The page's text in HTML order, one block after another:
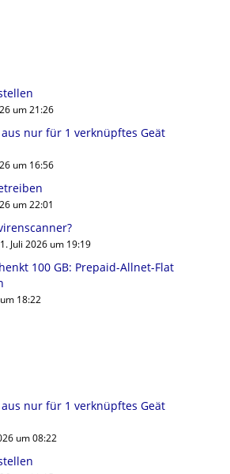
um 21:26
nur für 1 verknüpftes Geät
um 16:56
um 22:01
Juli 2026 um 19:19
100 GB: Prepaid-Allnet-Flat
18:22
nur für 1 verknüpftes Geät
um 08:22